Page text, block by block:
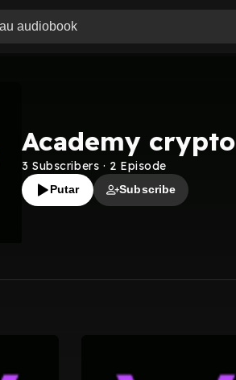
Academy crypto
3 Subscribers · 2 Episode
Putar Subscribe